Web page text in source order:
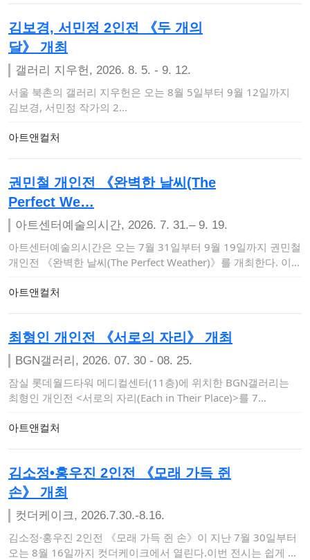
김보경, 서민정 2인전 《두 개의
달》 개최
갤러리 지우헌, 2026. 8. 5. - 9. 12.
서울 북촌의 갤러리 지우헌은 오는 8월 5일부터 9월 12일까지
김보경, 서민정 작가의 2…
아트앤컬처
권민철 개인전 《완벽한 날씨(The
Perfect We…
아트센터예술의시간, 2026. 7. 31.– 9. 19.
아트센터예술의시간은 오는 7월 31일부터 9월 19일까지 권민철
개인전 《완벽한 날씨(The Perfect Weather)》를 개최한다. 이번
아트앤컬처
최형인 개인전 《서로의 자리》 개최
BGN갤러리, 2026. 07. 30 - 08. 25.
잠실 롯데월드타워 메디컬센터(11층)에 위치한 BGN갤러리는
최형인 개인전 <서로의 자리(Each in Their Place)>를 7…
아트앤컬처
김소정•홍우진 2인전 《모래 가득 쥔
손》 개최
컷더케이크, 2026.7.30.-8.16.
김소정·홍우진 2인전 《모래 가득 쥔 손》이 지난 7월 30일부터
오는 8월 16일까지 컷더케이크에서 열린다.이번 전시는 쉽게 붙